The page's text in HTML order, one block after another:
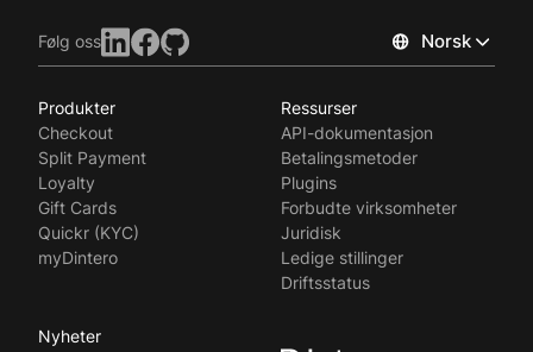
Følg oss Norsk
Produkter
Checkout
Split Payment
Loyalty
Gift Cards
Quickr (KYC)
myDintero
Ressurser
API-dokumentasjon
Betalingsmetoder
Plugins
Forbudte virksomheter
Juridisk
Ledige stillinger
Driftsstatus
Nyheter